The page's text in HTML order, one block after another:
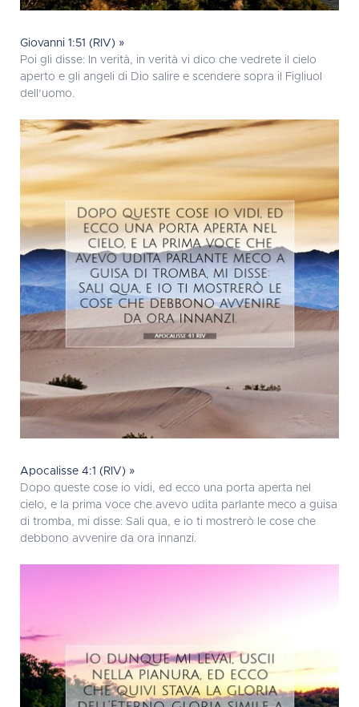
Giovanni 1:51 (RIV) »
Poi gli disse: In verità, in verità vi dico che vedrete il cielo
aperto e gli angeli di Dio salire e scendere sopra il Figliuol
dell’uomo.
Apocalisse 4:1 (RIV) »
Dopo queste cose io vidi, ed ecco una porta aperta nel
cielo, e la prima voce che avevo udita parlante meco a guisa
di tromba, mi disse: Sali qua, e io ti mostrerò le cose che
debbono avvenire da ora innanzi.